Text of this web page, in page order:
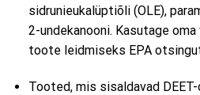
sidrunieukalüptiõli (OLE),
2-undekanooni. Kasutage
toote leidmiseks EPA
Tooted, mis sisaldavad